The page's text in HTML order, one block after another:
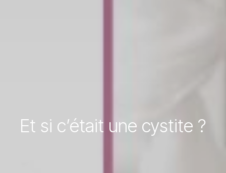
Et si c’était une cystite ?